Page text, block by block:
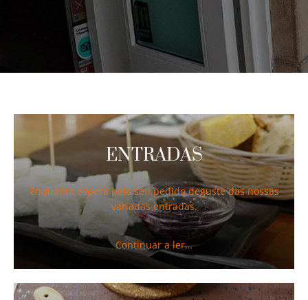
ENTRADAS
Enquanto espera pelo seu pedido deguste das nossas
variadas entradas.
Continuar a ler…